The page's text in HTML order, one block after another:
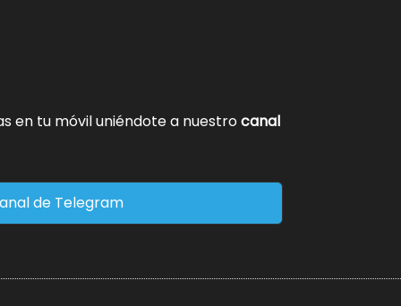
en tu móvil uniéndote a nuestrocanal
de Telegram